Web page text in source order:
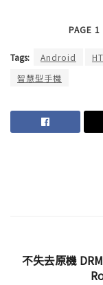
PAGE 1
Tags: Android
智慧型手機
不失去原機